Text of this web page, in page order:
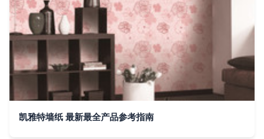
凯雅特墙纸 最新最全产品参考指南